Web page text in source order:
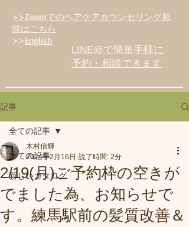
>>Zoomでのヘアケアカウンセリング相
談はこちら
>>English
LINE@で簡単手軽に
予約・相談できます
記事
全ての記事
新しいカタログ
全ての記事
2/19(月)ご予約枠の空きが
でました為、お知らせで
す。練馬駅前の髪質改善＆
木村信輝
2024年2月16日 読了時間: 2分